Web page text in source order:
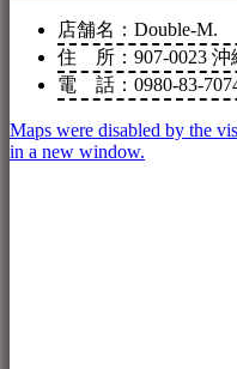
店舗名：Double-M.
住 所：907-0023 沖
電 話：0980-83-
Maps were disabled by the
in a new window.